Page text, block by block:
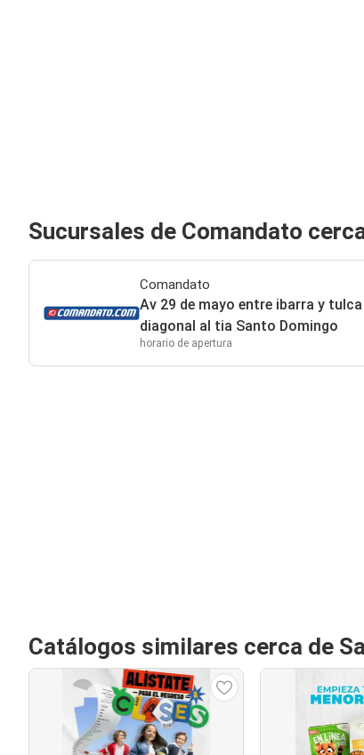
Sucursales de Comandato
Comandato
Av 29 de mayo entre ibarra y tulca
diagonal al tia Santo Domingo
horario de apertura
Catálogos similares cerca de